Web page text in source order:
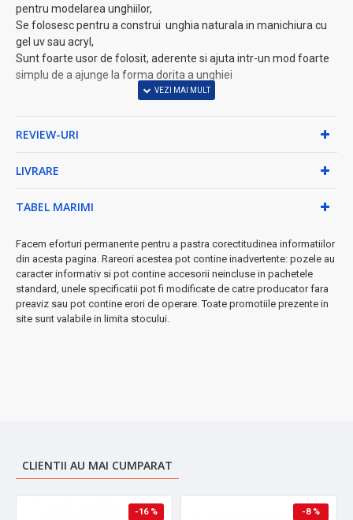
pentru modelarea unghiilor,
Se folosesc pentru a construi unghia naturala in manichiura cu
gel uv sau acryl,
Sunt foarte usor de folosit, aderente si ajuta intr-un mod foarte
simplu de a ajunge la forma dorita a unghiei
REVIEW-URI
LIVRARE
TABEL MARIMI
Facem eforturi permanente pentru a pastra corectitudinea informatiilor
din acesta pagina. Rareori acestea pot contine inadvertente: pozele au
caracter informativ si pot contine accesorii neincluse in pachetele
standard, unele specificatii pot fi modificate de catre producator fara
preaviz sau pot contine erori de operare. Toate promotiile prezente in
site sunt valabile in limita stocului.
CLIENTII AU MAI CUMPARAT
-16 % -8 %